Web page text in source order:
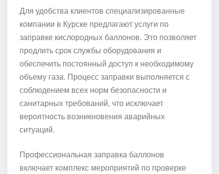
Для удобства клиентов специализированные
компании в Курске предлагают услуги по
заправке кислородных баллонов. Это позволяет
продлить срок службы оборудования и
обеспечить постоянный доступ к необходимому
объему газа. Процесс заправки выполняется с
соблюдением всех норм безопасности и
санитарных требований, что исключает
вероятность возникновения аварийных
ситуаций.
Профессиональная заправка баллонов
включает комплекс мероприятий по проверке